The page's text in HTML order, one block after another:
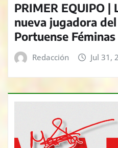
PRIMER EQUIPO |
nueva jugadora
Portuense Féminas
Redacción Jul 31,